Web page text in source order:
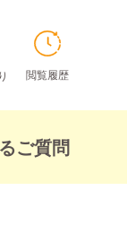
閲覧履歴
ご質問